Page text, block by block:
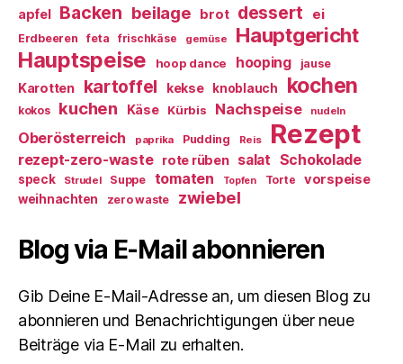
apfel Backen beilage brot dessert ei
Erdbeeren feta frischkäse gemüse Hauptgericht
Hauptspeise hoop dance hooping jause
Karotten kartoffel kekse knoblauch kochen
kokos kuchen Käse Kürbis Nachspeise nudeln
Oberösterreich paprika Pudding Reis Rezept
rezept-zero-waste rote rüben salat Schokolade
speck Strudel Suppe tomaten Topfen Torte vorspeise
weihnachten zero waste zwiebel
Blog via E-Mail abonnieren
Gib Deine E-Mail-Adresse an, um diesen Blog zu
abonnieren und Benachrichtigungen über neue
Beiträge via E-Mail zu erhalten.